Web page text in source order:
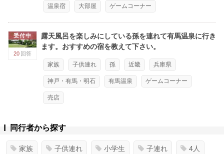
温泉宿 大部屋 ゲームコーナー
受付中
20 回答
露天風呂を楽しみにしている孫を連れて有馬温泉に行き
ます。おすすめの宿を教えて下さい。
家族 子供連れ 孫 近畿 兵庫県
神戸・有馬・明石 有馬温泉 ゲームコーナー
売店
同行者から探す
家族 子供連れ 小学生 子連れ 4人